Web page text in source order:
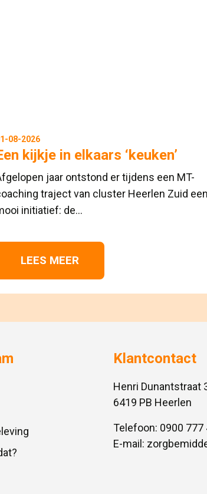
08-2026
kijkje in elkaars ‘keuken’
jaar ontstond er tijdens een MT-
traject van cluster Heerlen Zuid
initiatief: de...
LEES MEER
Klantcontact
Henri Dunantstraat
6419 PB Heerlen
Telefoon: 0900 777
E-mail: